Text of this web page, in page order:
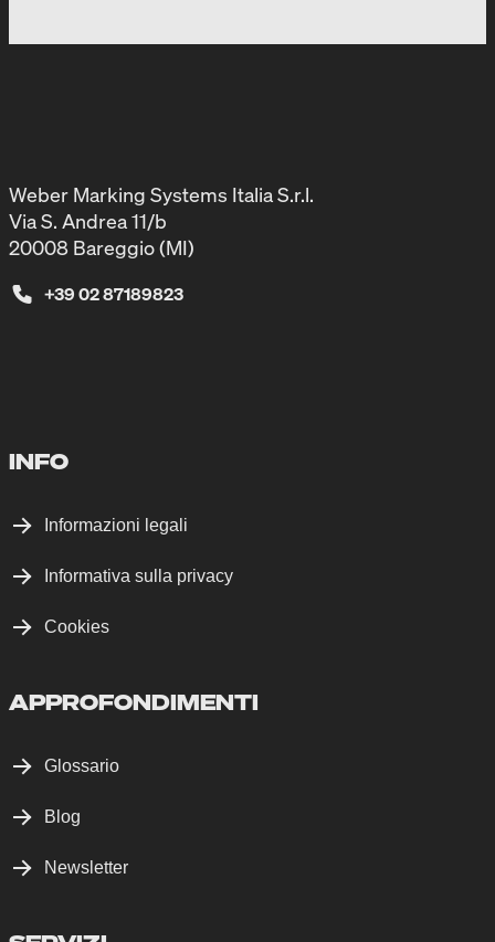
Weber Marking Systems Italia S.r.l.
Via S. Andrea 11/b
20008 Bareggio (MI)
+39 02 87189823
INFO
Informazioni legali
Informativa sulla privacy
Cookies
APPROFONDIMENTI
Glossario
Blog
Newsletter